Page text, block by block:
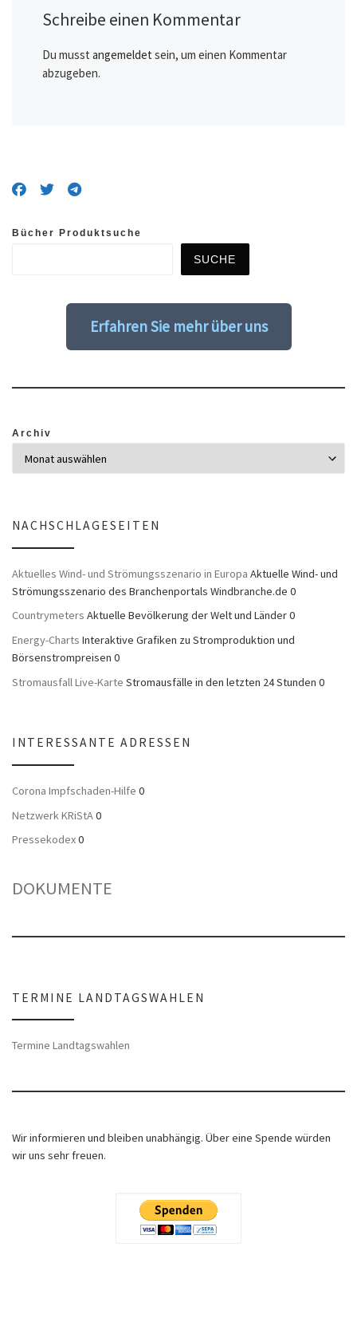
Schreibe einen Kommentar
Du musst angemeldet sein, um einen Kommentar
abzugeben.
Bücher Produktsuche
SUCHE
Erfahren Sie mehr über uns
Archiv
NACHSCHLAGESEITEN
Aktuelles Wind- und Strömungsszenario in Europa Aktuelle Wind- und
Strömungsszenario des Branchenportals Windbranche.de 0
Countrymeters Aktuelle Bevölkerung der Welt und Länder 0
Energy-Charts Interaktive Grafiken zu Stromproduktion und
Börsenstrompreisen 0
Stromausfall Live-Karte Stromausfälle in den letzten 24 Stunden 0
INTERESSANTE ADRESSEN
Corona Impfschaden-Hilfe 0
Netzwerk KRiStA0
Pressekodex0
DOKUMENTE
TERMINE LANDTAGSWAHLEN
Termine Landtagswahlen
Wir informieren und bleiben unabhängig. Über eine Spende würden
wir uns sehr freuen.